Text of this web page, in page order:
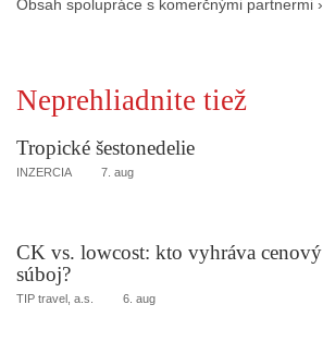
Obsah spolupráce s komerčnými partnermi ›
Neprehliadnite tiež
Tropické šestonedelie
INZERCIA 7. aug
CK vs. lowcost: kto vyhráva cenový
súboj?
TIP travel, a.s. 6. aug